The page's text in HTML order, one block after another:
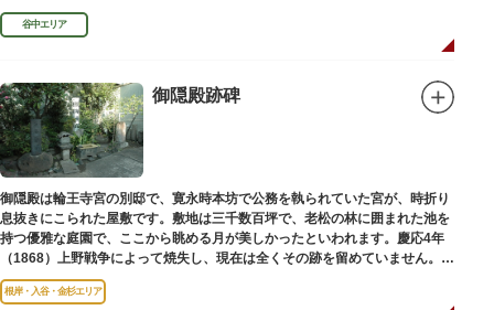
前にあった桂の古木にヒントを得た作品だといわれます。
谷中エリア
御隠殿跡碑
御隠殿は輪王寺宮の別邸で、寛永時本坊で公務を執られていた宮が、時折り
息抜きにこられた屋敷です。敷地は三千数百坪で、老松の林に囲まれた池を
持つ優雅な庭園で、ここから眺める月が美しかったといわれます。慶応4年
（1868）上野戦争によって焼失し、現在は全くその跡を留めていません。根
岸薬師堂（ねぎしやくしどう）にあります。
根岸・入谷・金杉エリア